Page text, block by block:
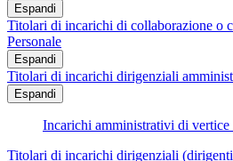
Espandi
Titolari di incarichi di collaborazione o
Personale
Espandi
Titolari di incarichi dirigenziali
Espandi
Incarichi amministrativi di
Titolari di incarichi dirigenziali